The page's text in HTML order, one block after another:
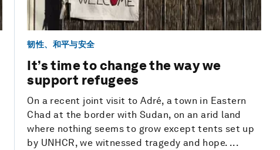
韧性、和平与安全
It’s time to change the way we
support refugees
On a recent joint visit to Adré, a town in Eastern
Chad at the border with Sudan, on an arid land
where nothing seems to grow except tents set up
by UNHCR, we witnessed tragedy and hope. ...